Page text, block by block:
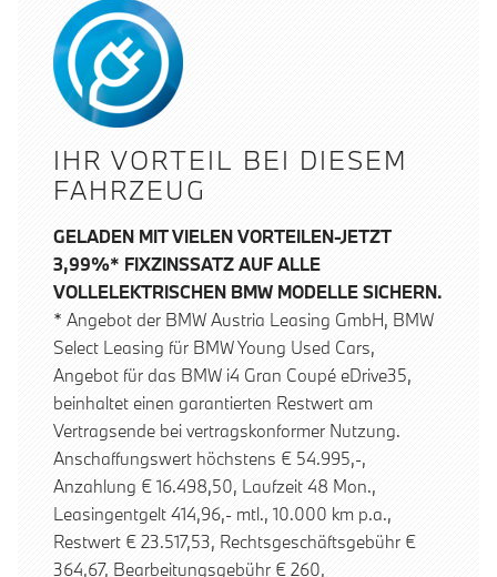
IHR VORTEIL BEI DIESEM
FAHRZEUG
GELADEN MIT VIELEN VORTEILEN-JETZT
3,99%* FIXZINSSATZ AUF ALLE
VOLLELEKTRISCHEN BMW MODELLE SICHERN.
* Angebot der BMW Austria Leasing GmbH, BMW
Select Leasing für BMW Young Used Cars,
Angebot für das BMW i4 Gran Coupé eDrive35,
beinhaltet einen garantierten Restwert am
Vertragsende bei vertragskonformer Nutzung.
Anschaffungswert höchstens € 54.995,-,
Anzahlung € 16.498,50, Laufzeit 48 Mon.,
Leasingentgelt 414,96,- mtl., 10.000 km p.a.,
Restwert € 23.517,53, Rechtsgeschäftsgebühr €
364,67, Bearbeitungsgebühr € 260,